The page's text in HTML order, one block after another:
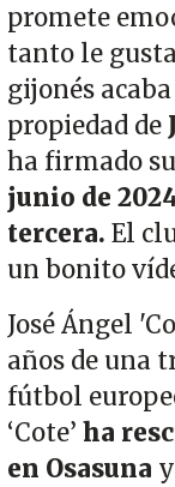
promete
tanto le
gijonés
propiedad de
ha firmado
junio de
tercera. El
un bonito
José Ángel
años de una
fútbol
‘Cote’ ha
en Osasuna